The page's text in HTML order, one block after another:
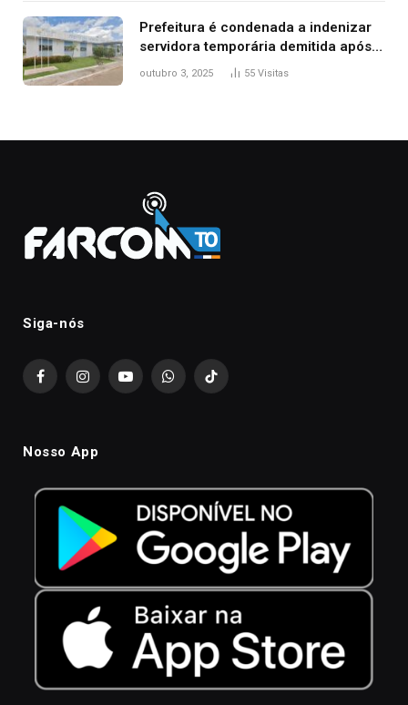
Prefeitura é condenada a indenizar
servidora temporária demitida após
nascimento da filha
outubro 3, 2025 55 Visitas
Siga-nós
FacebookInstagramYouTubeWhatsAppTikTok
Nosso App